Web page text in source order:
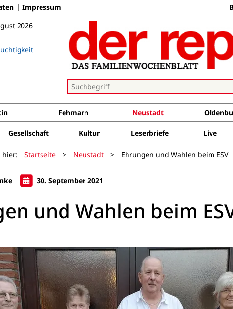
Impressum
2026
Fehmarn Neustadt
Gesellschaft Kultur Leserbriefe Live
hier: Startseite > Neustadt > Ehrungen und Wahlen beim ESV
30. September 2021
und Wahlen beim